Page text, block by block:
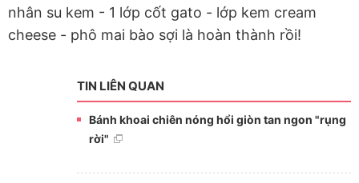
nhân su kem - 1 lớp cốt gato - lớp kem cream
cheese - phô mai bào sợi là hoàn thành rồi!
TIN LIÊN QUAN
Bánh khoai chiên nóng hổi giòn tan ngon "rụng
rời"